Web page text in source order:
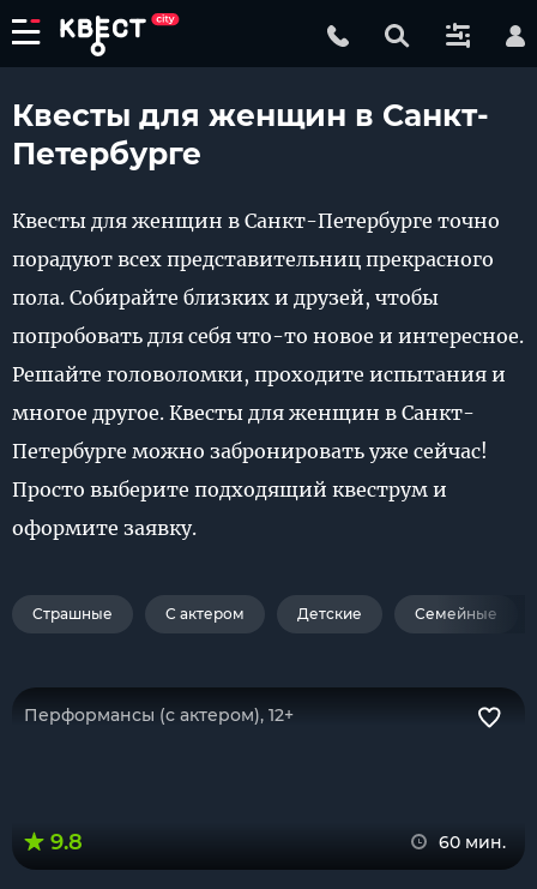
Квесты для женщин в Санкт-
Петербурге
Квесты для женщин в Санкт-Петербурге точно
порадуют всех представительниц прекрасного
пола. Собирайте близких и друзей, чтобы
попробовать для себя что-то новое и интересное.
Решайте головоломки, проходите испытания и
многое другое. Квесты для женщин в Санкт-
Петербурге можно забронировать уже сейчас!
Просто выберите подходящий квеструм и
оформите заявку.
Страшные С актером Детские Семейные
Перформансы (с актером), 12+
9.8 60 мин.